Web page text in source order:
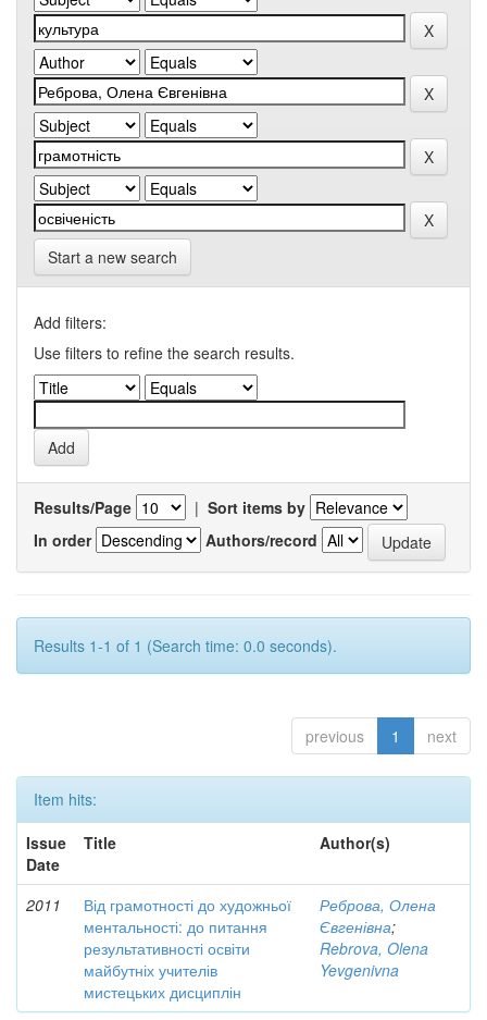
Start a new search
Add filters:
Use filters to refine the search results.
Results/Page | Sort items by
In order
Authors/record
Results 1-1 of 1 (Search time: 0.0 seconds).
previous 1 next
Item hits:
Issue
Date
Title Author(s)
2011
Від грамотності до художньої
ментальності: до питання
результативності освіти
майбутніх учителів
мистецьких дисциплін
Реброва, Олена
Євгенівна;
Rebrova, Olena
Yevgenivna